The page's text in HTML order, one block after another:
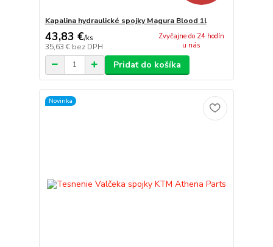
Kapalina hydraulické spojky Magura Blood 1l
43,83 €/ks
35,63 € bez DPH
Zvyčajne do 24 hodín
u nás
Pridať do košíka
Novinka